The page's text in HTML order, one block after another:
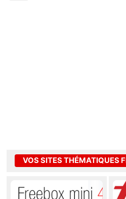
VOS SITES THÉMATIQUES